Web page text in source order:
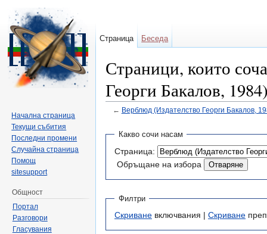
Страници, които
Георги Бакалов,
← Верблюд (Издателство Георги Бакалов,
Какво сочи насам
Страница:
Обръщане на избора
Филтри
Скриване включвания | Скриване
Страница Беседа
Начална страница
Текущи събития
Последни промени
Случайна страница
Помощ
sitesupport
Общност
Портал
Разговори
Гласувания